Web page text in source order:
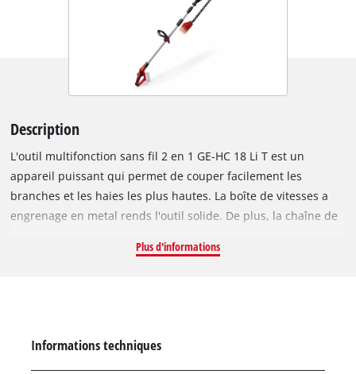
Description
L'outil multifonction sans fil 2 en 1 GE-HC 18 Li T est un
appareil puissant qui permet de couper facilement les
branches et les haies les plus hautes. La boîte de vitesses a
engrenage en metal rends l'outil solide. De plus, la chaîne de
résultats de coupe nets. La partie supérieure est rotative à 90°
sans aucun outil. Les lames de l'outil multifonctions sont
Plus d'informations
Informations techniques